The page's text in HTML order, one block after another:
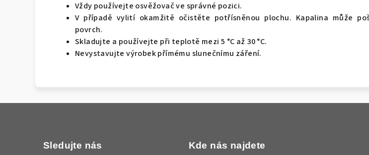
Vždy používejte osvěžovač ve správné pozici.
V případě vylití okamžitě očistěte potřísněnou plochu. Kapalina může
povrch.
Skladujte a používejte při teplotě mezi 5 °C až 30 °C.
Nevystavujte výrobek přímému slunečnímu záření.
Sledujte nás Kde nás najdete